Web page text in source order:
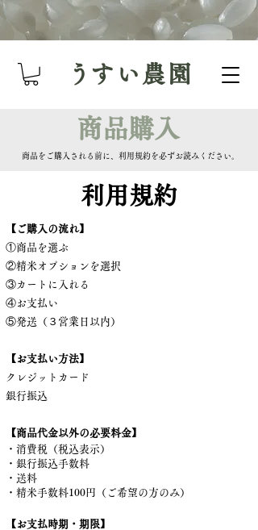
​うすい農園
​商品購入
​商品をご購入される前に、利用規約を必ずお読みください。
​利用規約
【ご購入の流れ】
①商品を選ぶ
②精米オプションを選択
③カートに入れる
④お支払い
⑤発送（３営業日以内）
【お支払い方法】
クレジットカード
銀行振込
【商品代金以外の必要料金】
・消費税（税込表示）
・銀行振込手数料
・送料
・精米手数料100円（ご希望の方のみ）
【お支払時期・期限】